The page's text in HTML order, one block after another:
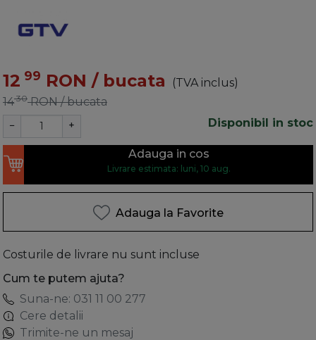
12 99 RON / bucata
(TVA inclus)
1430 RON / bucata
Disponibil in stoc
− +
Adauga in cos
Livrare estimata: luni, 10 aug.
Adauga la Favorite
Costurile de livrare nu sunt incluse
Cum te putem ajuta?
Suna-ne: 031 11 00 277
Cere detalii
Trimite-ne un mesaj